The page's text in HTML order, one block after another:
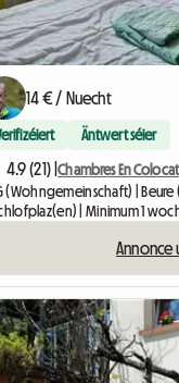
14 € / Nuecht
Äntwert séier
4.9 (21) |Chambres En
(Wohngemeinschaft) | Beure
| Minimum 1
Annonce